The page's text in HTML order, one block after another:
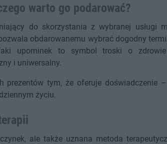
warto go podarować?
do skorzystania z wybranej usługi
obdarowanemu wybrać dogodny
upominek to symbol troski o
i uniwersalny.
prezentów tym, że oferuje doświadczenie
życiu.
ale także uznana metoda